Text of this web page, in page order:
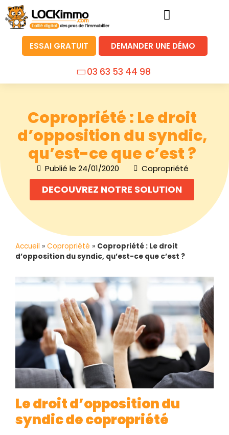
ESSAI GRATUIT DEMANDER UNE DÉMO
03 63 53 44 98
Copropriété : Le droit
d’opposition du syndic,
qu’est-ce que c’est ?
Publié le 24/01/2020 Copropriété
DECOUVREZ NOTRE SOLUTION
Accueil » Copropriété » Copropriété : Le droit
d’opposition du syndic, qu’est-ce que c’est ?
Le droit d’opposition du
syndic de copropriété